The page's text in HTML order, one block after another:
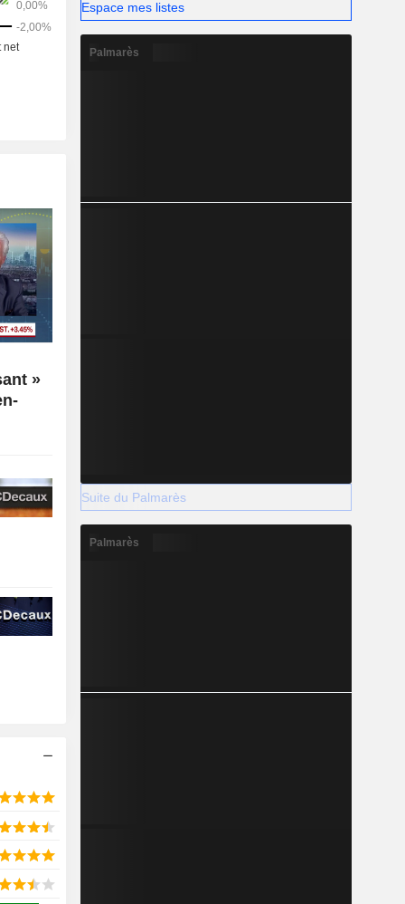
»
Espace mes listes
Palmarès
Suite du Palmarès
Palmarès